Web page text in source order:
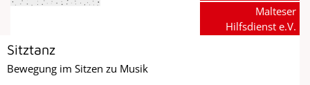
Sitztanz
Bewegung im Sitzen zu Musik
Malteser
Hilfsdienst e.V.